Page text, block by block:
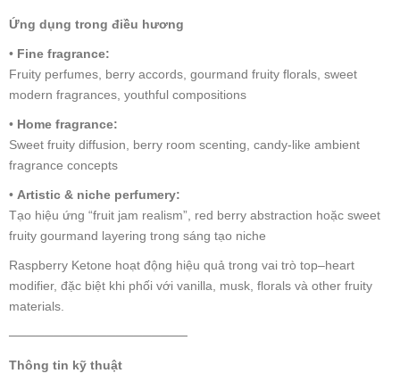
Ứng dụng trong điều hương
• Fine fragrance:
Fruity perfumes, berry accords, gourmand fruity florals, sweet
modern fragrances, youthful compositions
• Home fragrance:
Sweet fruity diffusion, berry room scenting, candy-like ambient
fragrance concepts
• Artistic & niche perfumery:
Tạo hiệu ứng “fruit jam realism”, red berry abstraction hoặc sweet
fruity gourmand layering trong sáng tạo niche
Raspberry Ketone hoạt động hiệu quả trong vai trò top–heart
modifier, đặc biệt khi phối với vanilla, musk, florals và other fruity
materials.
────────────────────
Thông tin kỹ thuật